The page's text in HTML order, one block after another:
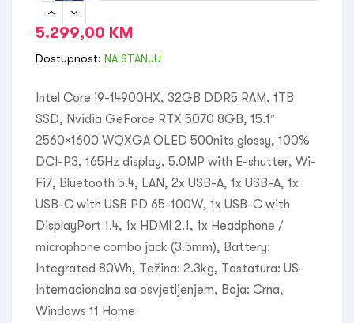
5.299,00 KM
Dostupnost: NA STANJU
Intel Core i9-14900HX, 32GB DDR5 RAM, 1TB
SSD, Nvidia GeForce RTX 5070 8GB, 15.1”
2560×1600 WQXGA OLED 500nits glossy, 100%
DCI-P3, 165Hz display, 5.0MP with E-shutter, Wi-
Fi7, Bluetooth 5.4, LAN, 2x USB-A, 1x USB-A, 1x
USB-C with USB PD 65-100W, 1x USB-C with
DisplayPort 1.4, 1x HDMI 2.1, 1x Headphone /
microphone combo jack (3.5mm), Battery:
Integrated 80Wh, Težina: 2.3kg, Tastatura: US-
Internacionalna sa osvjetljenjem, Boja: Crna,
Windows 11 Home